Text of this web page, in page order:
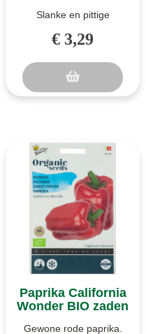
Slanke en pittige
een goed pittige rode
€ 3,29
Paprika California
Wonder BIO zaden
Gewone rode paprika.